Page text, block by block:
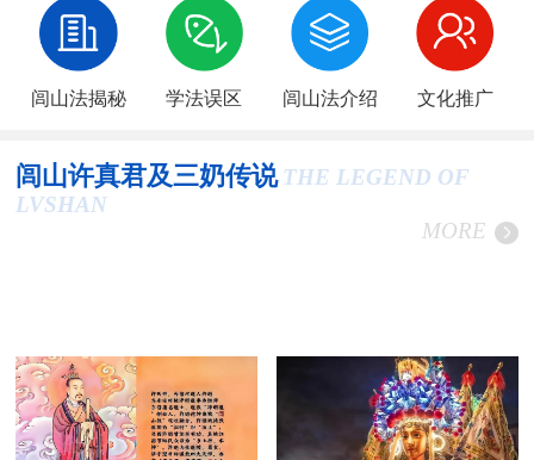
闾山法揭秘 学法误区 闾山法介绍 文化推广
闾山许真君及三奶传说 THE LEGEND OF
LVSHAN
MORE